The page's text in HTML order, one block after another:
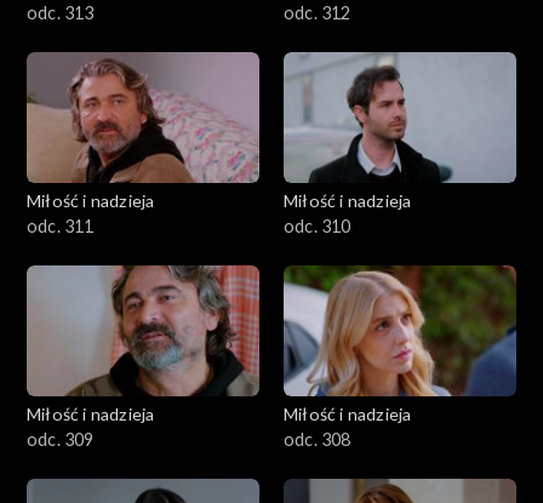
odc. 313
odc. 312
Miłość i nadzieja
odc. 311
Miłość i nadzieja
odc. 310
Miłość i nadzieja
odc. 309
Miłość i nadzieja
odc. 308